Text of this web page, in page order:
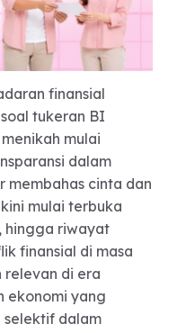
finansial
soal tukeran BI
menikah mulai
dalam
membahas cinta
kini mulai terbuka
hingga riwayat
finansial di masa